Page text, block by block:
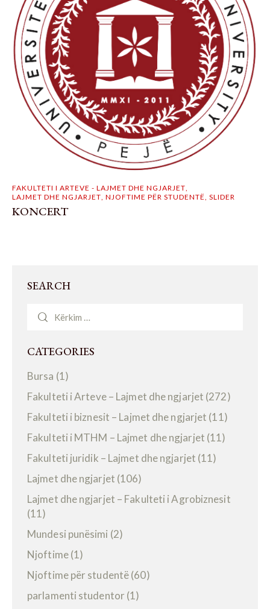
FAKULTETI I ARTEVE - LAJMET DHE NGJARJET,
LAJMET DHE NGJARJET, NJOFTIME PËR STUDENTË, SLIDER
KONCERT
SEARCH
CATEGORIES
Bursa (1)
Fakulteti i Arteve – Lajmet dhe ngjarjet (272)
Fakulteti i biznesit – Lajmet dhe ngjarjet (11)
Fakulteti i MTHM – Lajmet dhe ngjarjet (11)
Fakulteti juridik – Lajmet dhe ngjarjet (11)
Lajmet dhe ngjarjet (106)
Lajmet dhe ngjarjet – Fakulteti i Agrobiznesit
(11)
Mundesi punësimi (2)
Njoftime(1)
Njoftime për studentë(60)
parlamenti studentor (1)